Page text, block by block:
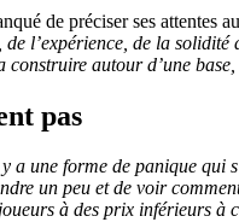
de préciser ses attentes
l’expérience, de la solidité
construire autour d’une
pas
a une forme de panique qui
un peu et de voir
à des prix inférieurs